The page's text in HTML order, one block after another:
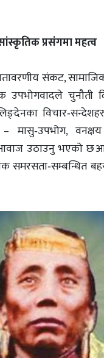
प्रसंगमा महत्व
संकट,
चुनौती
उठाउनु भएको छ
समरसता‑सम्बन्धित